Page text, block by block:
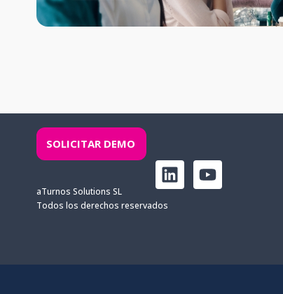
SOLICITAR DEMO
L
i
i
Y
o
e
aTurnos Solutions SL
Todos los derechos reservados